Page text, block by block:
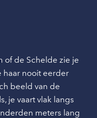
of de Schelde zie je
haar nooit eerder
beeld van de
je vaart vlak langs
meters lang